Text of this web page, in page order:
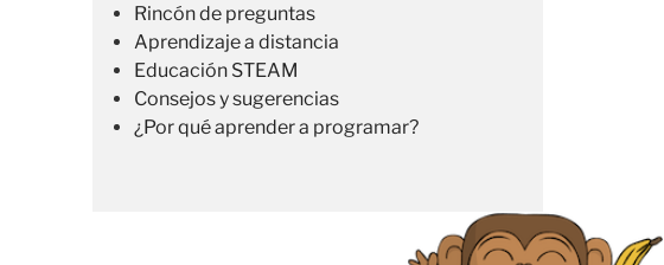
Rincón de preguntas
Aprendizaje a distancia
Educación STEAM
Consejos y sugerencias
¿Por qué aprender a programar?